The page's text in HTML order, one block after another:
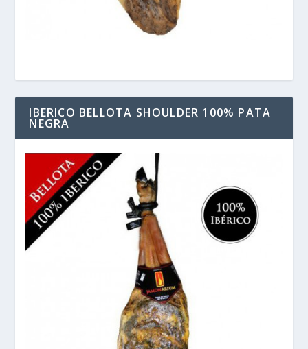
IBERICO BELLOTA SHOULDER 100% PATA
NEGRA